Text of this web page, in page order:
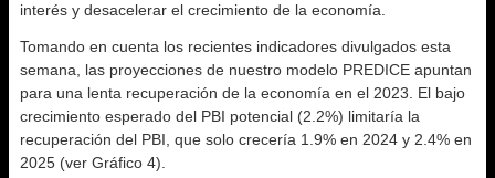
interés y desacelerar el crecimiento de la economía.
Tomando en cuenta los recientes indicadores divulgados esta
semana, las proyecciones de nuestro modelo PREDICE apuntan
para una lenta recuperación de la economía en el 2023. El bajo
crecimiento esperado del PBI potencial (2.2%) limitaría la
recuperación del PBI, que solo crecería 1.9% en 2024 y 2.4% en
2025 (ver Gráfico 4).